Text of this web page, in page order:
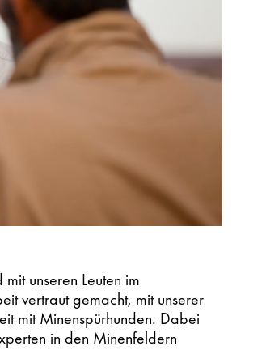
unseren Leuten im
vertraut gemacht, mit unserer
mit Minenspürhunden. Dabei
in den Minenfeldern